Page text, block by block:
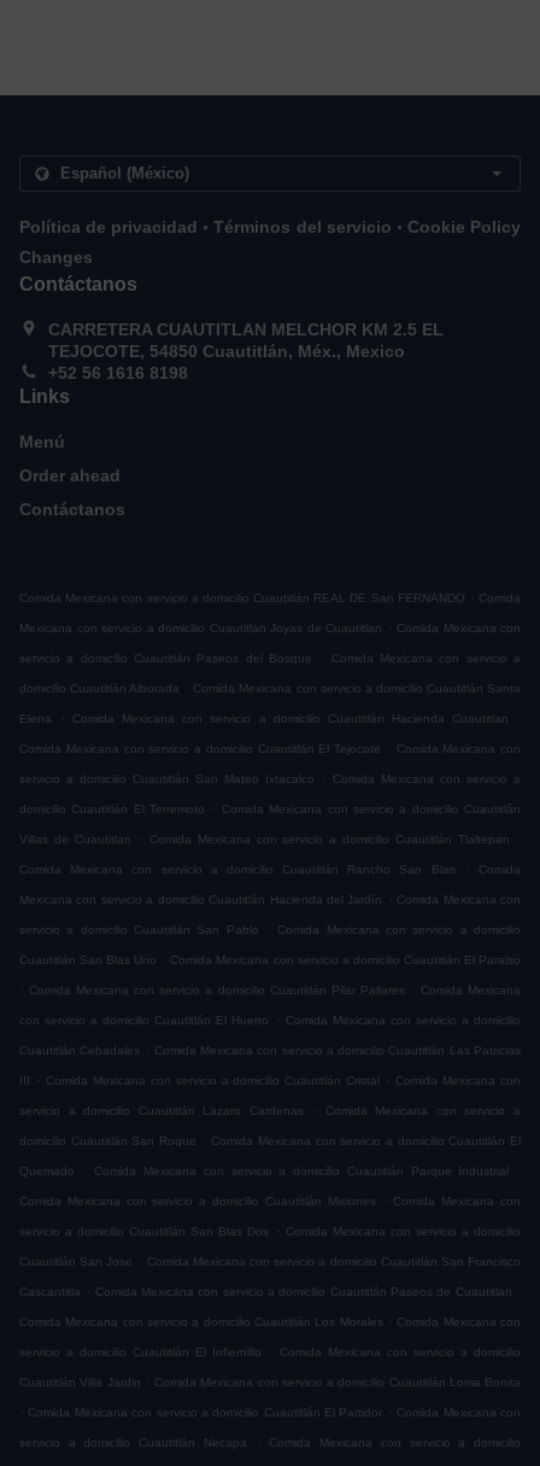
Política de privacidad . Términos del servicio . Cookie Policy
Changes
Contáctanos
CARRETERA CUAUTITLAN MELCHOR KM 2.5 EL
TEJOCOTE, 54850 Cuautitlán, Méx., Mexico
+52 56 1616 8198
Links
Menú
Order ahead
Contáctanos
Comida Mexicana con servicio a domicilio Cuautitlán REAL DE San FERNANDO . Comida
Mexicana con servicio a domicilio Cuautitlán Joyas de Cuautitlan . Comida Mexicana con
servicio a domicilio Cuautitlán Paseos del Bosque . Comida Mexicana con servicio a
domicilio Cuautitlán Alborada . Comida Mexicana con servicio a domicilio Cuautitlán Santa
Elena . Comida Mexicana con servicio a domicilio Cuautitlán Hacienda Cuautitlan .
Comida Mexicana con servicio a domicilio Cuautitlán El Tejocote . Comida Mexicana con
servicio a domicilio Cuautitlán San Mateo Ixtacalco . Comida Mexicana con servicio a
domicilio Cuautitlán El Terremoto . Comida Mexicana con servicio a domicilio Cuautitlán
Villas de Cuautitlan . Comida Mexicana con servicio a domicilio Cuautitlán Tlaltepan .
Comida Mexicana con servicio a domicilio Cuautitlán Rancho San Blas . Comida
Mexicana con servicio a domicilio Cuautitlán Hacienda del Jardín . Comida Mexicana con
servicio a domicilio Cuautitlán San Pablo . Comida Mexicana con servicio a domicilio
Cuautitlán San Blas Uno . Comida Mexicana con servicio a domicilio Cuautitlán El Paraiso
. Comida Mexicana con servicio a domicilio Cuautitlán Pilar Pallares . Comida Mexicana
con servicio a domicilio Cuautitlán El Huerto . Comida Mexicana con servicio a domicilio
Cuautitlán Cebadales . Comida Mexicana con servicio a domicilio Cuautitlán Las Patricias
III . Comida Mexicana con servicio a domicilio Cuautitlán Cristal . Comida Mexicana con
servicio a domicilio Cuautitlán Lazaro Cardenas . Comida Mexicana con servicio a
domicilio Cuautitlán San Roque . Comida Mexicana con servicio a domicilio Cuautitlán El
Quemado . Comida Mexicana con servicio a domicilio Cuautitlán Parque Industrial .
Comida Mexicana con servicio a domicilio Cuautitlán Misiones . Comida Mexicana con
servicio a domicilio Cuautitlán San Blas Dos . Comida Mexicana con servicio a domicilio
Cuautitlán San Jose . Comida Mexicana con servicio a domicilio Cuautitlán San Francisco
Cascantitla . Comida Mexicana con servicio a domicilio Cuautitlán Paseos de Cuautitlan .
Comida Mexicana con servicio a domicilio Cuautitlán Los Morales . Comida Mexicana con
servicio a domicilio Cuautitlán El Infiernillo . Comida Mexicana con servicio a domicilio
Cuautitlán Villa Jardin . Comida Mexicana con servicio a domicilio Cuautitlán Loma Bonita
. Comida Mexicana con servicio a domicilio Cuautitlán El Partidor . Comida Mexicana con
servicio a domicilio Cuautitlán Necapa .
Comida Mexicana con servicio a domicilio